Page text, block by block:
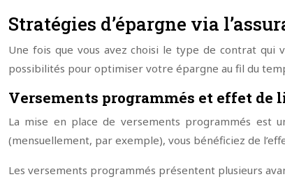
Stratégies d’épargne via
Une fois que vous avez choisi le type de contrat qui
possibilités pour optimiser votre épargne au fil du
Versements programmés et effet de
La mise en place de versements programmés est
(mensuellement, par exemple), vous bénéficiez de
Les versements programmés présentent plusieurs